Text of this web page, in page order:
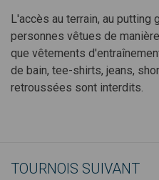
L'accès au terrain, au putting
personnes vêtues de
que vêtements
de bain, tee-shirts, jeans,
retroussées sont interdits.
TOURNOIS SUIVANT